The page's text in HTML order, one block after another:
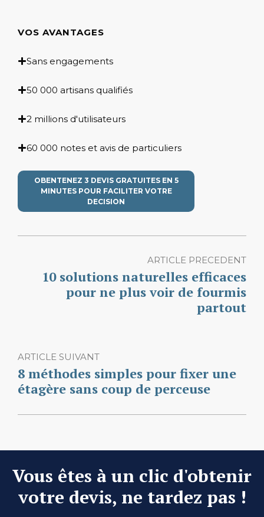
VOS AVANTAGES
Sans engagements
50 000 artisans qualifiés
2 millions d'utilisateurs
60 000 notes et avis de particuliers
OBENTENEZ 3 DEVIS GRATUITES EN 5
MINUTES POUR FACILITER VOTRE
DECISION
ARTICLE PRECEDENT
10 solutions naturelles efficaces
pour ne plus voir de fourmis
partout
ARTICLE SUIVANT
8 méthodes simples pour fixer une
étagère sans coup de perceuse
Vous êtes à un clic d'obtenir
votre devis, ne tardez pas !